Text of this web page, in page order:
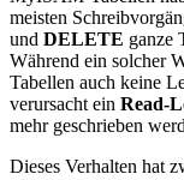
meisten
und DELETE ganze
Während ein solcher
Tabellen auch keine
verursacht ein Read-
mehr geschrieben
Dieses Verhalten hat